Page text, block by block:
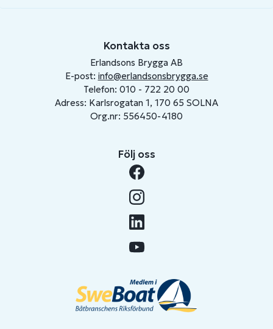
Kontakta oss
Erlandsons Brygga AB
E-post: info@erlandsonsbrygga.se
Telefon: 010 - 722 20 00
Adress: Karlsrogatan 1, 170 65 SOLNA
Org.nr: 556450-4180
Följ oss